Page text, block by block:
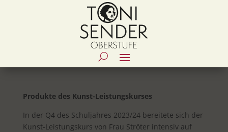
Produkte des Kunst-Leistungskurses
In der Q4 des Schuljahres 2023/24 bereitete sich der
Kunst-Leistungskurs von Frau Ströter intensiv auf